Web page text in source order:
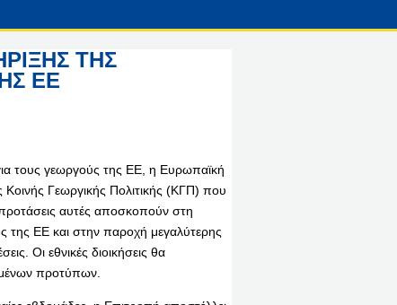
ΤΗΣ
ΕΕ
τους γεωργούς της ΕΕ, η Ευρωπαϊκή
Γεωργικής Πολιτικής (ΚΓΠ) που
προτάσεις αυτές αποσκοπούν στη
της ΕΕ και στην παροχή μεγαλύτερης
Οι εθνικές διοικήσεις θα
προτύπων.